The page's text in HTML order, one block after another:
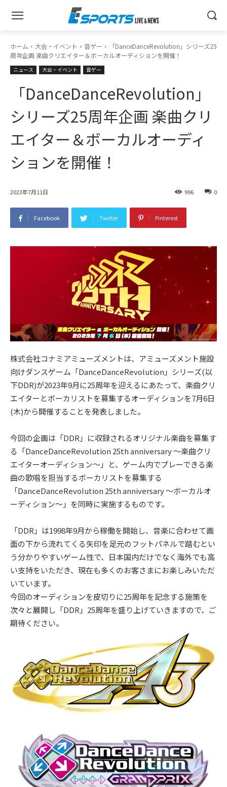
ホーム 大会・イベント 音ゲー
「DanceDanceRevolution」シリーズ25
周年企画 楽曲クリエイター＆ボーカルオーディションを開催！
ニュース 大会・イベント 音ゲー
「DanceDanceRevolution」
シリーズ25周年企画 楽曲クリ
エイター＆ボーカルオーディ
ションを開催！
2023年7月11日 0
996
Facebook Twitter Pinterest
株式会社コナミアミューズメントは、アミューズメント施設
向けダンスゲーム「DanceDanceRevolution」シリーズ(以
下DDR)が2023年9月に25周年を迎えるにあたって、楽曲クリ
エイターとボーカリストを募集するオーディションを7月6日
(木)から開催することを発表しました。
今回の企画は「DDR」に収録されるオリジナル楽曲を募集す
る「DanceDanceRevolution 25th anniversary ～楽曲クリ
エイターオーディション～」と、ゲーム内でプレーできる楽
曲の歌唱を担当するボーカリストを募集する
「DanceDanceRevolution 25th anniversary ～ボーカルオ
ーディション～」を同時に実施するものです。
「DDR」は1998年9月から稼働を開始し、音楽に合わせて画
面の下から流れてくる矢印を足元のフットパネルで踏むとい
う分かりやすいゲーム性で、日本国内だけでなく海外でも高
い支持をいただき、現在も多くのお客さまにお楽しみいただ
いています。
今回のオーディションを皮切りに25周年を記念する施策を
次々と展開し「DDR」25周年を盛り上げていきますので、ご
期待ください。